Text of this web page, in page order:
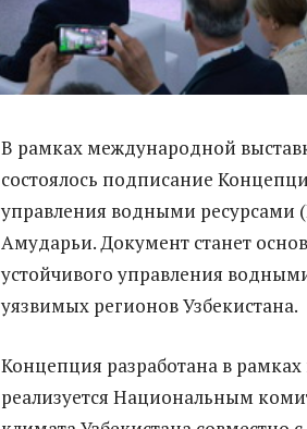
В рамках международной
состоялось подписание
управления водными ресурсами
Амударьи. Документ станет
устойчивого управления
уязвимых регионов Узбекистана.
Концепция разработана в
реализуется Национальным